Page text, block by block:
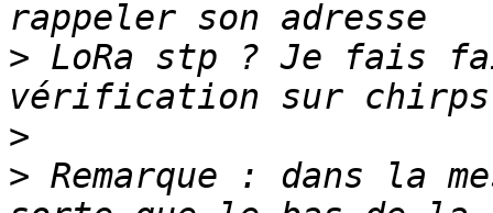
> LoRa stp ? Je fais
>
> Remarque : dans la